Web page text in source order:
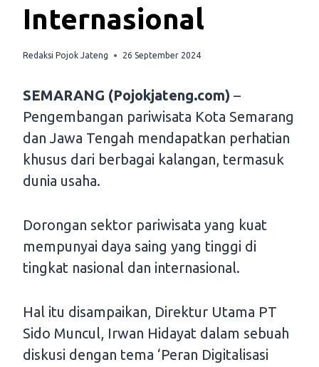
Internasional
Redaksi Pojok Jateng 26 September 2024
SEMARANG (Pojokjateng.com) –
Pengembangan pariwisata Kota Semarang
dan Jawa Tengah mendapatkan perhatian
khusus dari berbagai kalangan, termasuk
dunia usaha.
Dorongan sektor pariwisata yang kuat
mempunyai daya saing yang tinggi di
tingkat nasional dan internasional.
Hal itu disampaikan, Direktur Utama PT
Sido Muncul, Irwan Hidayat dalam sebuah
diskusi dengan tema ‘Peran Digitalisasi